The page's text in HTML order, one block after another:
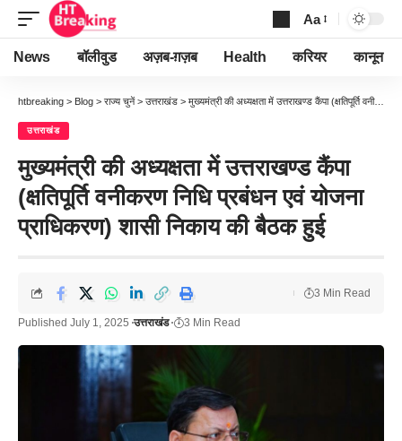
Font
Resizer
Aa
News बॉलीवुड अज़ब-ग़ज़ब Health करियर कानून
htbreaking > Blog > राज्य चुनें > उत्तराखंड > मुख्यमंत्री की अध्यक्षता में उत्तराखण्ड कैंपा (क्षतिपूर्ति वनीकरण निधि प्रबंधन एवं योजना प्राधिकरण) शासी निकाय की बैठक हुई
उत्तराखंड
मुख्यमंत्री की अध्यक्षता में उत्तराखण्ड कैंपा
(क्षतिपूर्ति वनीकरण निधि प्रबंधन एवं योजना
प्राधिकरण) शासी निकाय की बैठक हुई
Published July 1, 2025 उत्तराखंड 3 Min Read
3 Min Read